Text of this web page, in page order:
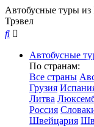
Автобусные туры из
Трэвел
Автобусные
По странам:
Все страны
Грузия
Литва
Россия
Швейцария